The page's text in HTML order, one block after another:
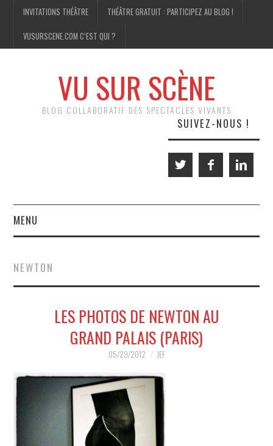
INVITATIONS THÉÂTRE THÉÂTRE GRATUIT : PARTICIPEZ AU BLOG !
VUSURSCENE.COM C’EST QUI ?
VU SUR SCÈNE
BLOG COLLABORATIF DES SPECTACLES VIVANTS
SUIVEZ-NOUS !
MENU
MUSIQUE
HUMOUR
SPECTACLE
HORS SCÈNE
PROPOSER UN SPECTACLE
NEWTON
LES PHOTOS DE NEWTON AU
GRAND PALAIS (PARIS)
05/29/2012 JEF